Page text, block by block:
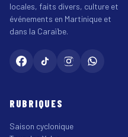
locales, faits divers, culture et
événements en Martinique et
dans la Caraïbe.
RUBRIQUES
Saison cyclonique